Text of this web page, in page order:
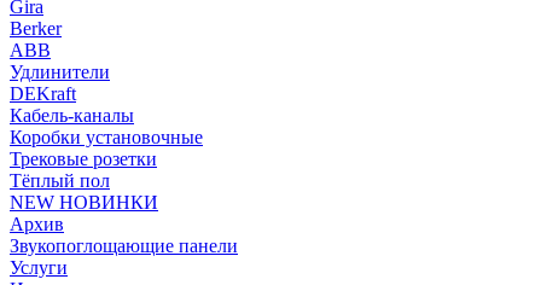
Gira
Berker
ABB
Удлинители
DEKraft
Кабель-каналы
Коробки установочные
Трековые розетки
Тёплый пол
NEW НОВИНКИ
Архив
Звукопоглощающие панели
Услуги